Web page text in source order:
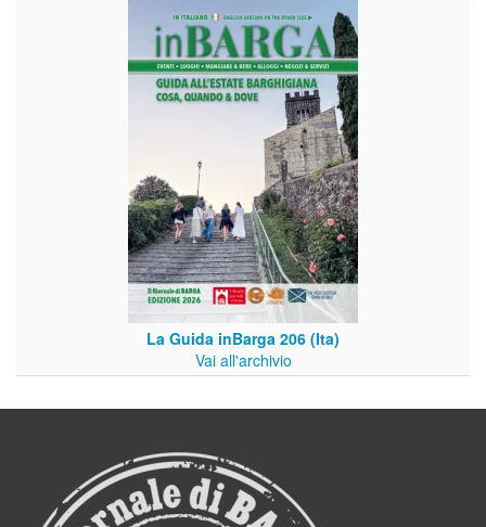
La Guida inBarga 206 (Ita)
Vai all'archivio